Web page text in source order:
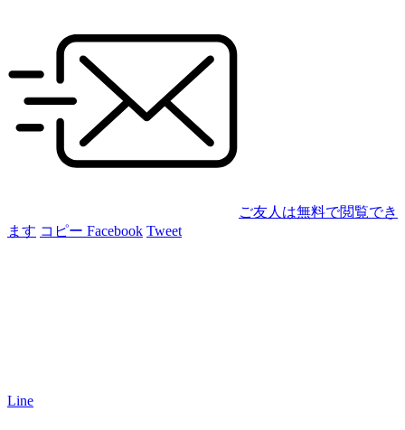
ご友人は無料で閲覧でき
ます コピー Facebook Tweet
Line